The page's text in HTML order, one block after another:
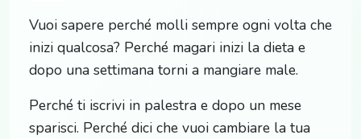
Vuoi sapere perché molli sempre ogni volta che
inizi qualcosa? Perché magari inizi la dieta e
dopo una settimana torni a mangiare male.
Perché ti iscrivi in palestra e dopo un mese
sparisci. Perché dici che vuoi cambiare la tua